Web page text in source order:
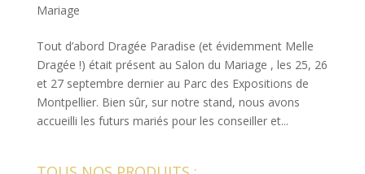
Mariage
Tout d’abord Dragée Paradise (et évidemment Melle
Dragée !) était présent au Salon du Mariage , les 25, 26
et 27 septembre dernier au Parc des Expositions de
Montpellier. Bien sûr, sur notre stand, nous avons
accueilli les futurs mariés pour les conseiller et...